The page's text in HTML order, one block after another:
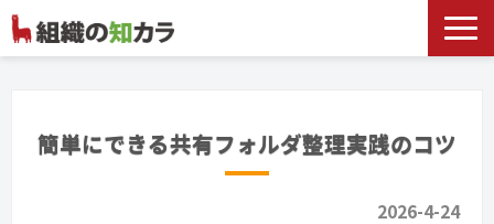
記事カテゴリ一覧
簡単にできる共有フォルダ整理実践のコツ
2026-4-24